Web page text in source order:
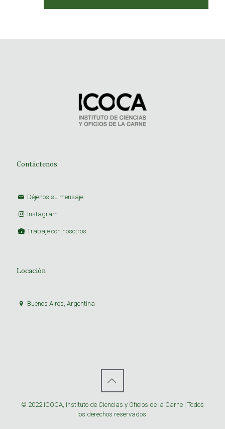
Contáctenos
Déjenos su mensaje
Instagram
Trabaje con nosotros
Locación
Buenos Aires, Argentina
© 2022 ICOCA, Instituto de Ciencias y Oficios de la Carne | Todos
los derechos reservados.